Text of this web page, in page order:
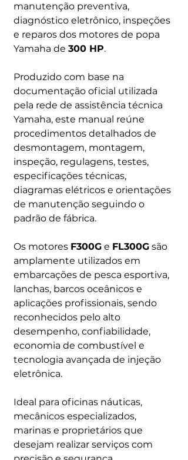
manutenção preventiva,
diagnóstico eletrônico, inspeções
e reparos dos motores de popa
Yamaha de 300 HP.
Produzido com base na
documentação oficial utilizada
pela rede de assistência técnica
Yamaha, este manual reúne
procedimentos detalhados de
desmontagem, montagem,
inspeção, regulagens, testes,
especificações técnicas,
diagramas elétricos e orientações
de manutenção seguindo o
padrão de fábrica.
Os motores F300G e FL300G são
amplamente utilizados em
embarcações de pesca esportiva,
lanchas, barcos oceânicos e
aplicações profissionais, sendo
reconhecidos pelo alto
desempenho, confiabilidade,
economia de combustível e
tecnologia avançada de injeção
eletrônica.
Ideal para oficinas náuticas,
mecânicos especializados,
marinas e proprietários que
desejam realizar serviços com